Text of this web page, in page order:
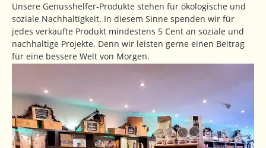
Unsere Genusshelfer-Produkte stehen für ökologische und
soziale Nachhaltigkeit. In diesem Sinne spenden wir für
jedes verkaufte Produkt mindestens 5 Cent an soziale und
nachhaltige Projekte. Denn wir leisten gerne einen Beitrag
für eine bessere Welt von Morgen.